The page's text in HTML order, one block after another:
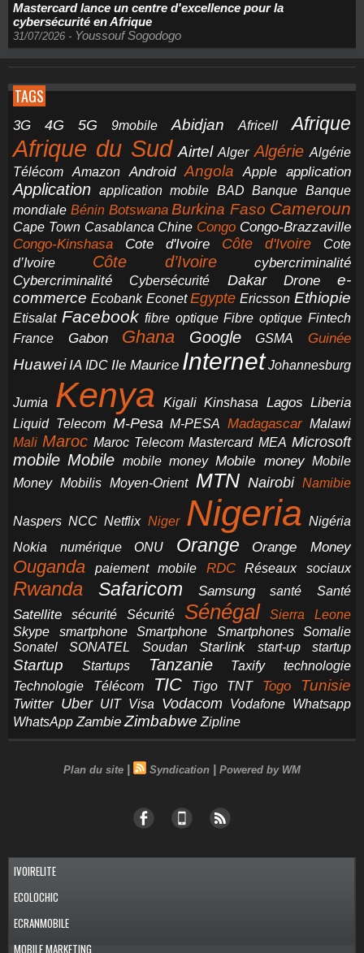
Mastercard lance un centre d'excellence pour la
cybersécurité en Afrique
31/07/2026 - Youssouf Sogodogo
TAGS
3G 4G 5G 9mobile Abidjan Africell Afrique
Afrique du Sud Airtel Alger Algérie Algérie
Télécom
Amazon Android Angola Apple application
Application application mobile BAD Banque Banque
mondiale Bénin Botswana Burkina Faso Cameroun
Cape Town Casablanca Chine Congo Congo-Brazzaville
Congo-Kinshasa Cote d'Ivoire Côte d'Ivoire
Cote
d’Ivoire
Côte d’Ivoire
cybercriminalité
Cybercriminalité
Cybersécurité Dakar Drone
e-
commerce Ecobank Econet Egypte Ericsson Ethiopie
Etisalat Facebook fibre optique Fibre optique Fintech
France
Gabon Ghana Google GSMA Guinée
Huawei IA IDC Ile Maurice Internet Johannesburg
Jumia Kenya Kigali Kinshasa Lagos Liberia
Liquid Telecom M-Pesa M-PESA Madagascar Malawi
Mali Maroc Maroc Telecom Mastercard MEA Microsoft
mobile Mobile mobile money Mobile money Mobile
Money Mobilis Moyen-Orient MTN Nairobi Namibie
Naspers NCC Netflix Niger Nigeria Nigéria
Nokia
numérique ONU Orange Orange Money
Ouganda paiement mobile RDC Réseaux sociaux
Rwanda Safaricom Samsung santé Santé
Satellite sécurité Sécurité Sénégal
Sierra Leone
Skype
smartphone Smartphone Smartphones
Somalie
Sonatel
SONATEL Soudan Starlink start-up startup
Startup Startups Tanzanie Taxify
technologie
Technologie
Télécom TIC Tigo TNT Togo Tunisie
Twitter Uber UIT Visa Vodacom Vodafone Whatsapp
WhatsApp Zambie Zimbabwe Zipline
Plan du site | Syndication | Powered by WM
IVOIRELITE
ECOLOCHIC
ECRANMOBILE
MOBILE MARKETING